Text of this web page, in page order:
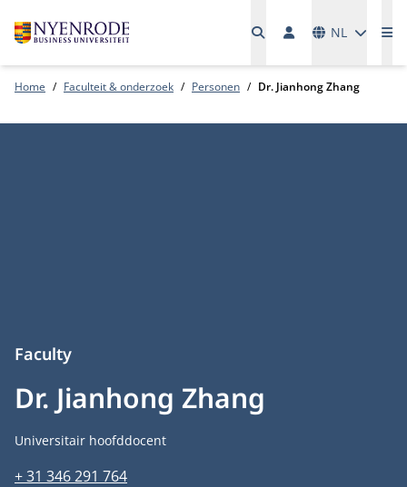
NL
Home Faculteit & onderzoek Personen Dr. Jianhong Zhang
Dr. Jianhong Zhang
Faculty
Functietitel
Universitair hoofddocent
Telefoonnummer
+ 31 346 291 764